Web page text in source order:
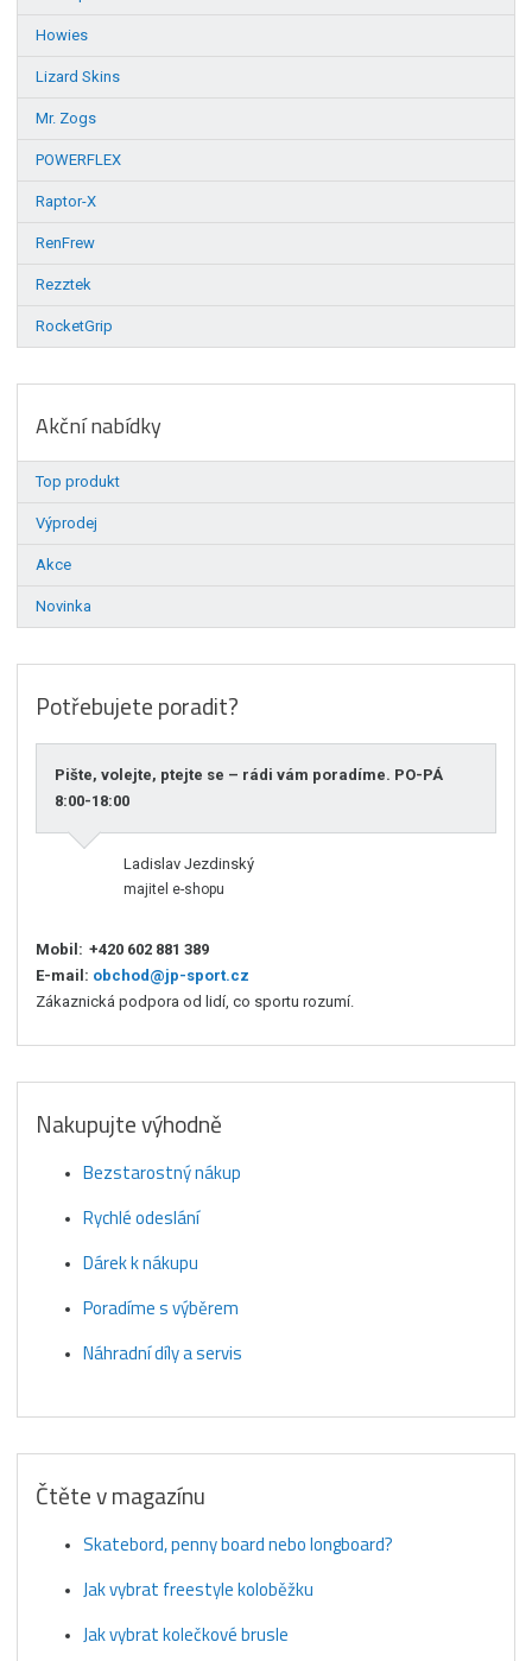
Howies
Lizard Skins
Mr. Zogs
POWERFLEX
Raptor-X
RenFrew
Rezztek
RocketGrip
Akční nabídky
Top produkt
Výprodej
Akce
Novinka
Potřebujete poradit?
Pište, volejte, ptejte se – rádi vám poradíme. PO-PÁ
8:00-18:00
Ladislav Jezdinský
majitel e-shopu
Mobil: +420 602 881 389
E-mail: obchod@jp-sport.cz
Zákaznická podpora od lidí, co sportu rozumí.
Nakupujte výhodně
Bezstarostný nákup
Rychlé odeslání
Dárek k nákupu
Poradíme s výběrem
Náhradní díly a servis
Čtěte v magazínu
Skatebord, penny board nebo longboard?
Jak vybrat freestyle koloběžku
Jak vybrat kolečkové brusle